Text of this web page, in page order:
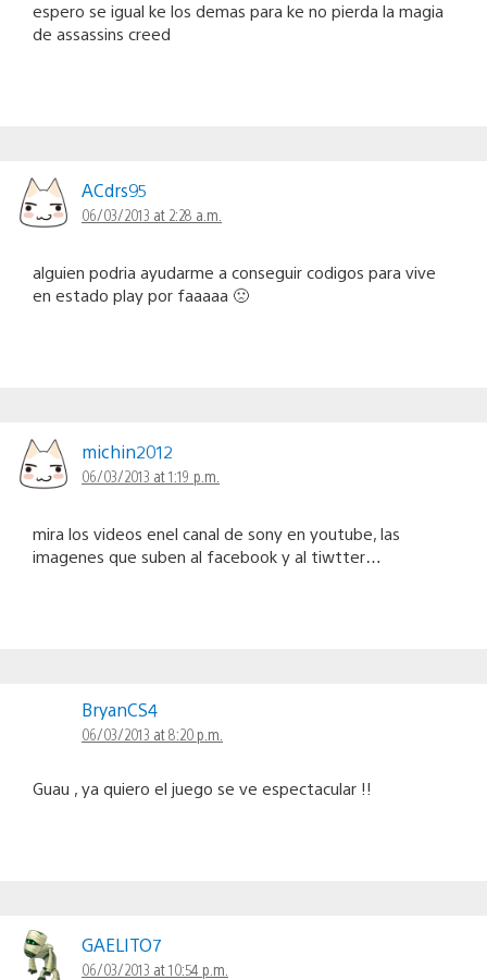
espero se igual ke los demas para ke no pierda la magia
de assassins creed
ACdrs95
06/03/2013 at 2:28 a.m.
alguien podria ayudarme a conseguir codigos para vive
en estado play por faaaaa 🙁
michin2012
06/03/2013 at 1:19 p.m.
mira los videos enel canal de sony en youtube, las
imagenes que suben al facebook y al tiwtter…
BryanCS4
06/03/2013 at 8:20 p.m.
Guau , ya quiero el juego se ve espectacular !!
GAELITO7
06/03/2013 at 10:54 p.m.